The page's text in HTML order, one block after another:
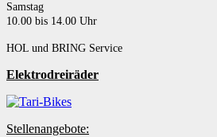
Samstag
10.00 bis 14.00 Uhr
HOL und BRING Service
Elektrodreiräder
Stellenangebote: